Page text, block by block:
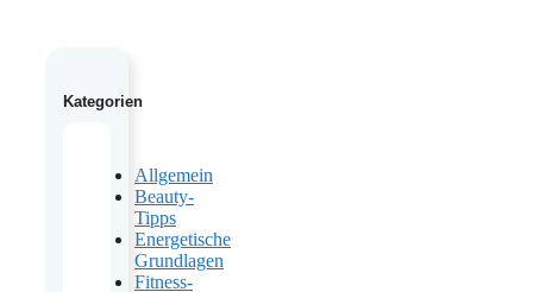
Kategorien
Allgemein
Beauty-
Tipps
Energetische
Grundlagen
Fitness-